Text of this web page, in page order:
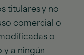
titulares y no
comercial o
o
y a ningún